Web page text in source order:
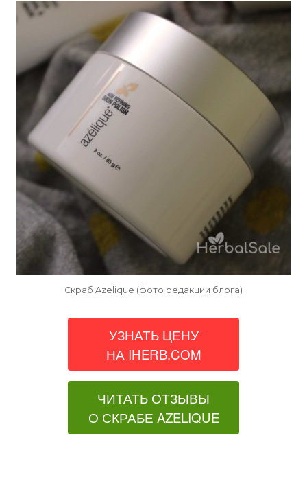
Скраб Azelique (фото редакции блога)
УЗНАТЬ ЦЕНУ
НА IHERB.COM
ЧИТАТЬ ОТЗЫВЫ
О СКРАБЕ AZELIQUE